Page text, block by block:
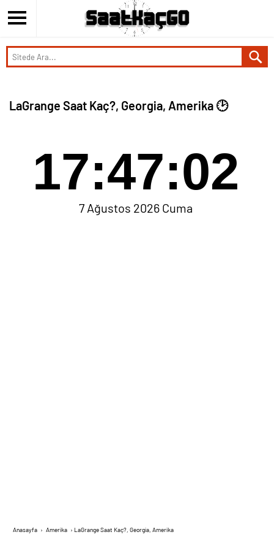
LaGrange Saat Kaç?, Georgia, Amerika 🕑
17:47:02
7 Ağustos 2026 Cuma
Anasayfa › Amerika › LaGrange Saat Kaç?, Georgia, Amerika